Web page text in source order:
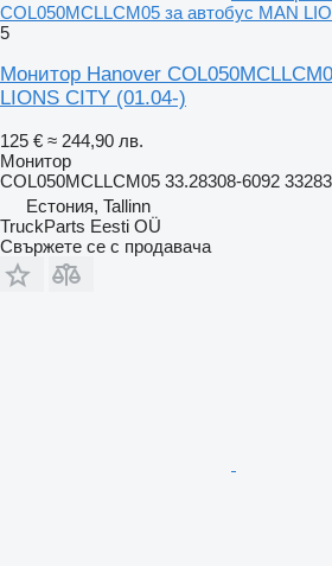
COL050MCLLCM05 за автобус MAN
5
Монитор Hanover
LIONS CITY (01.04-)
125 € ≈ 244,90 лв.
Монитор
COL050MCLLCM05 33.28308-6092
Естония, Tallinn
TruckParts Eesti OÜ
Свържете се с продавача